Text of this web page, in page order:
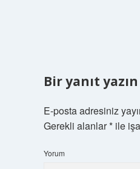
Bir yanıt yazın
E-posta adresiniz
Gerekli alanlar*ile
Yorum